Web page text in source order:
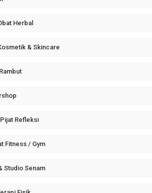
Herbal
& Skincare
Refleksi
Fitness / Gym
Studio Senam